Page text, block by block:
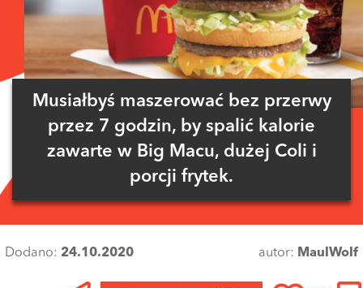
Musiałbyś maszerować bez przerwy
przez 7 godzin, by spalić kalorie
zawarte w Big Macu, dużej Coli i
porcji frytek.
Dodano: 24.10.2020 autor: MaulWolf